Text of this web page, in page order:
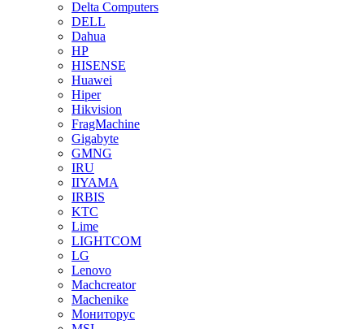
Delta Computers
DELL
Dahua
HP
HISENSE
Huawei
Hiper
Hikvision
FragMachine
Gigabyte
GMNG
IRU
IIYAMA
IRBIS
KTC
Lime
LIGHTCOM
LG
Lenovo
Machcreator
Machenike
Мониторус